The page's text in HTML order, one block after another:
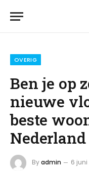
OVERIG
Ben je op
nieuwe
beste
Nederland
Byadmin 6 juni